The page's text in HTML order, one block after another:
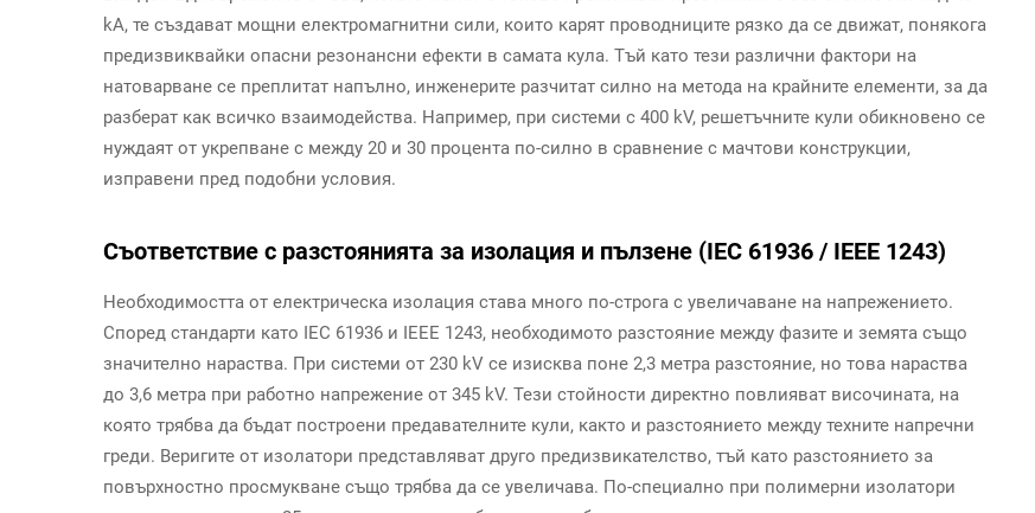
kA, те създават мощни електромагнитни сили, които карят проводниците рязко да се движат, понякога
предизвиквайки опасни резонансни ефекти в самата кула. Тъй като тези различни фактори на
натоварване се преплитат напълно, инженерите разчитат силно на метода на крайните елементи, за да
разберат как всичко взаимодейства. Например, при системи с 400 kV, решетъчните кули обикновено се
нуждаят от укрепване с между 20 и 30 процента по-силно в сравнение с мачтови конструкции,
изправени пред подобни условия.
Съответствие с разстоянията за изолация и пълзене (IEC 61936 / IEEE 1243)
Необходимостта от електрическа изолация става много по-строга с увеличаване на напрежението.
Според стандарти като IEC 61936 и IEEE 1243, необходимото разстояние между фазите и земята също
значително нараства. При системи от 230 kV се изисква поне 2,3 метра разстояние, но това нараства
до 3,6 метра при работно напрежение от 345 kV. Тези стойности директно повлияват височината, на
която трябва да бъдат построени предавателните кули, както и разстоянието между техните напречни
греди. Веригите от изолатори представляват друго предизвикателство, тъй като разстоянието за
повърхностно просмукване също трябва да се увеличава. По-специално при полимерни изолатори